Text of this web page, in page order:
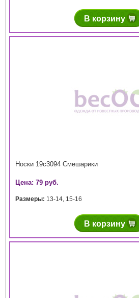
В корзину
Носки 19с3094 Смешарики
Цена: 79 руб.
Размеры: 13-14, 15-16
В корзину